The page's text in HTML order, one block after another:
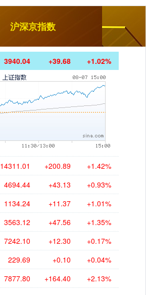
沪深京指数
3940.04 +39.68 +1.02%
14311.01 +200.89 +1.42%
4694.44 +43.13 +0.93%
1134.24 +11.37 +1.01%
3563.12 +47.56 +1.35%
7242.10 +12.30 +0.17%
229.69 +0.10 +0.04%
7877.80 +164.40 +2.13%